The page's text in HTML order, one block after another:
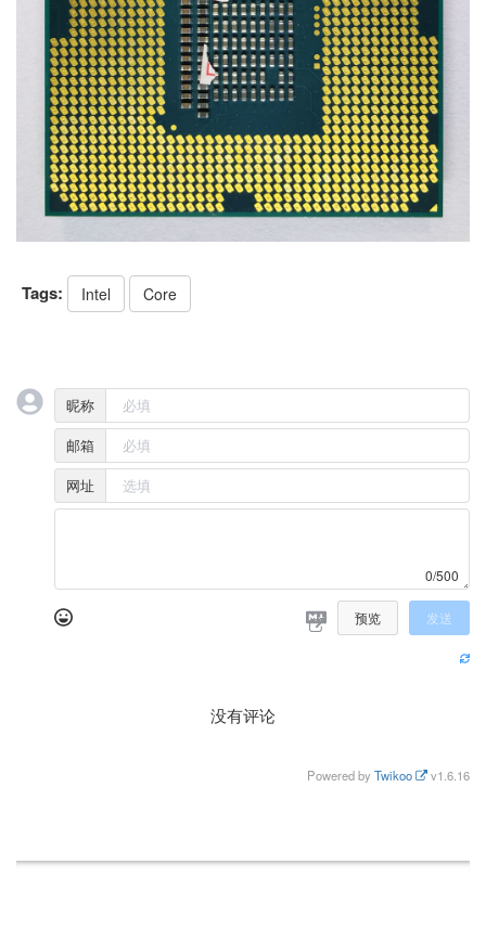
Tags: Intel Core
昵称
邮箱
网址
0/500
预览 发送
没有评论
Powered by Twikoo v1.6.16